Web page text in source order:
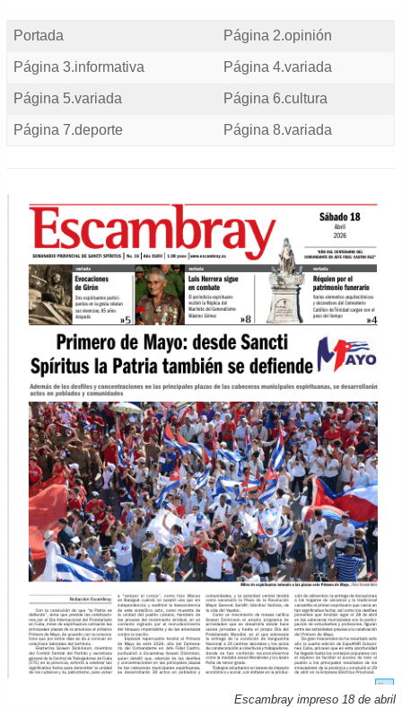
Portada Página 2.opinión
Página 3.informativa Página 4.variada
Página 5.variada Página 6.cultura
Página 7.deporte Página 8.variada
Escambray impreso 18 de abril